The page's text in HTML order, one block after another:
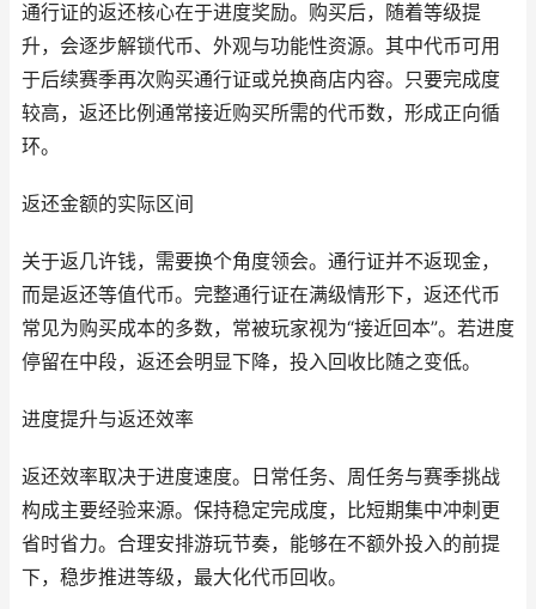
通行证的返还核心在于进度奖励。购买后，随着等级提
升，会逐步解锁代币、外观与功能性资源。其中代币可用
于后续赛季再次购买通行证或兑换商店内容。只要完成度
较高，返还比例通常接近购买所需的代币数，形成正向循
环。
返还金额的实际区间
关于返几许钱，需要换个角度领会。通行证并不返现金，
而是返还等值代币。完整通行证在满级情形下，返还代币
常见为购买成本的多数，常被玩家视为“接近回本”。若进度
停留在中段，返还会明显下降，投入回收比随之变低。
进度提升与返还效率
返还效率取决于进度速度。日常任务、周任务与赛季挑战
构成主要经验来源。保持稳定完成度，比短期集中冲刺更
省时省力。合理安排游玩节奏，能够在不额外投入的前提
下，稳步推进等级，最大化代币回收。